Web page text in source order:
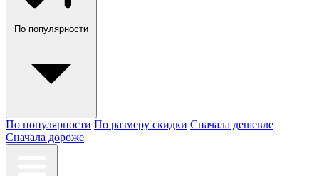
По популярности
По популярности По размеру скидки Сначала дешевле
Сначала дороже